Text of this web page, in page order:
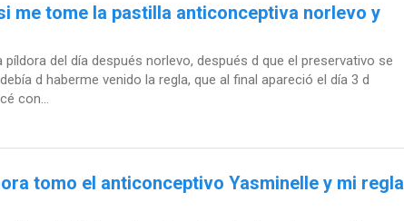
me tome la pastilla anticonceptiva norlevo y
del día después norlevo, después d que el preservativo se
d haberme venido la regla, que al final apareció el día 3 d
con...
tomo el anticonceptivo Yasminelle y mi regla